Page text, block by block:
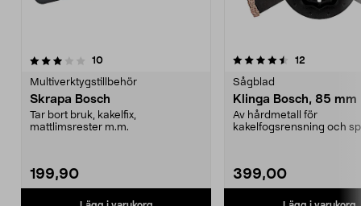
10recensioner
Multiverktygstillbehör
Skrapa Bosch
Tar bort bruk, kakelfix,
mattlimsrester m.m.
199,90
4.5av 5 stjärnor 12
Sågblad
Klinga Bosch, 85 mm
Av hårdmetall för
kakelfogsrensning och
399,00
4.0av 5 stjärnor